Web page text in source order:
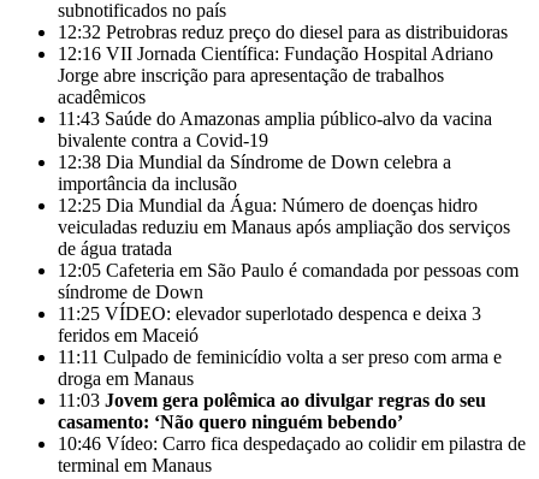
subnotificados no país
12:32 Petrobras reduz preço do diesel para as distribuidoras
12:16 VII Jornada Científica: Fundação Hospital Adriano
Jorge abre inscrição para apresentação de trabalhos
acadêmicos
11:43 Saúde do Amazonas amplia público-alvo da vacina
bivalente contra a Covid-19
12:38 Dia Mundial da Síndrome de Down celebra a
importância da inclusão
12:25 Dia Mundial da Água: Número de doenças hidro
veiculadas reduziu em Manaus após ampliação dos serviços
de água tratada
12:05 Cafeteria em São Paulo é comandada por pessoas com
síndrome de Down
11:25 VÍDEO: elevador superlotado despenca e deixa 3
feridos em Maceió
11:11 Culpado de feminicídio volta a ser preso com arma e
droga em Manaus
11:03 Jovem gera polêmica ao divulgar regras do seu
casamento: ‘Não quero ninguém bebendo’
10:46 Vídeo: Carro fica despedaçado ao colidir em pilastra de
terminal em Manaus